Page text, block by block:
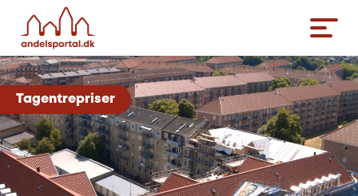
Tagentrepriser